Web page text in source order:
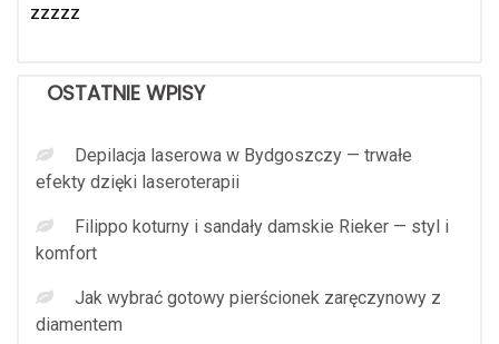
zzzzz
OSTATNIE WPISY
Depilacja laserowa w Bydgoszczy — trwałe
efekty dzięki laseroterapii
Filippo koturny i sandały damskie Rieker — styl i
komfort
Jak wybrać gotowy pierścionek zaręczynowy z
diamentem